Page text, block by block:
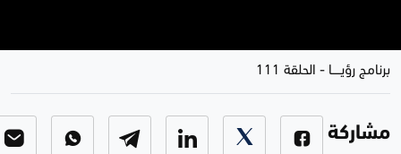
برنامج رؤيـــــا - الحلقة 111
مشاركة